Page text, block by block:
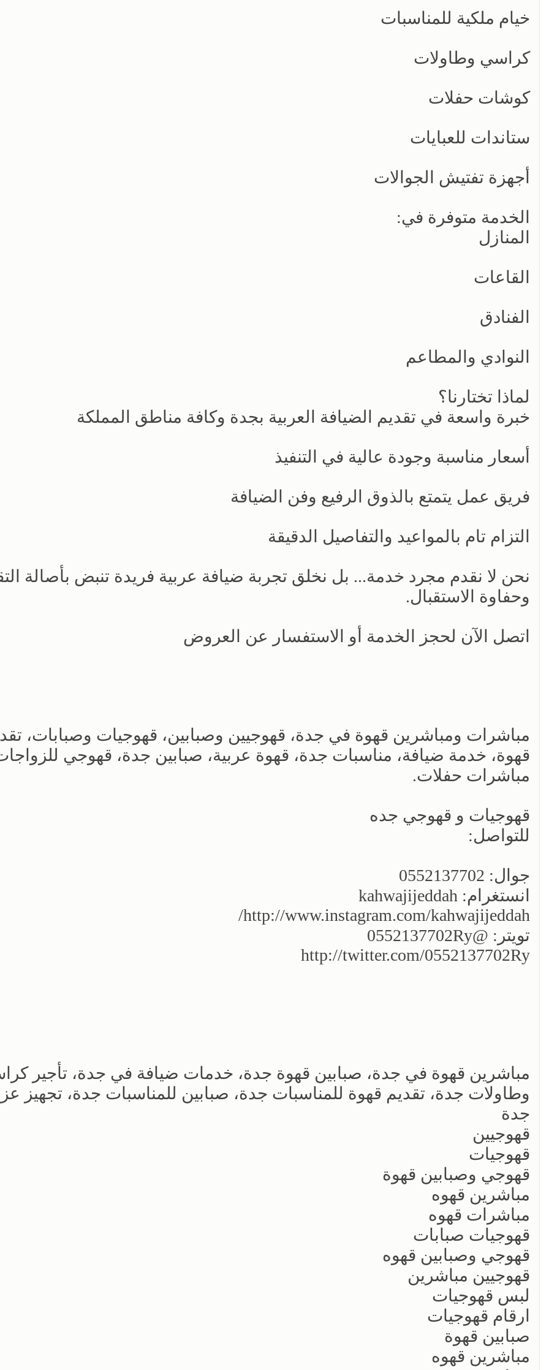
خيام ملكية للمناسبات
كراسي وطاولات
كوشات حفلات
ستاندات للعبايات
أجهزة تفتيش الجوالات
الخدمة متوفرة في:
المنازل
القاعات
الفنادق
النوادي والمطاعم
لماذا تختارنا؟
خبرة واسعة في تقديم الضيافة العربية بجدة وكافة مناطق المملكة
أسعار مناسبة وجودة عالية في التنفيذ
فريق عمل يتمتع بالذوق الرفيع وفن الضيافة
التزام تام بالمواعيد والتفاصيل الدقيقة
نحن لا نقدم مجرد خدمة... بل نخلق تجربة ضيافة عربية فريدة تنبض بأصالة
وحفاوة الاستقبال.
اتصل الآن لحجز الخدمة أو الاستفسار عن العروض
مباشرات ومباشرين قهوة في جدة، قهوجيين وصبابين، قهوجيات وصبابات،
قهوة، خدمة ضيافة، مناسبات جدة، قهوة عربية، صبابين جدة، قهوجي
مباشرات حفلات.
قهوجيات و قهوجي جده
للتواصل:
جوال: 0552137702
انستغرام: kahwajijeddah
http://www.instagram.com/kahwajijeddah/
تويتر: @0552137702Ry
http://twitter.com/0552137702Ry
مباشرين قهوة في جدة، صبابين قهوة جدة، خدمات ضيافة في جدة، تأجير
وطاولات جدة، تقديم قهوة للمناسبات جدة، صبابين للمناسبات جدة، تجهيز
جدة
قهوجيين
قهوجيات
قهوجي وصبابين قهوة
مباشرين قهوه
مباشرات قهوه
قهوجيات صبابات
قهوجي وصبابين قهوه
قهوجيين مباشرين
لبس قهوجيات
ارقام قهوجيات
صبابين قهوة
مباشرين قهوه